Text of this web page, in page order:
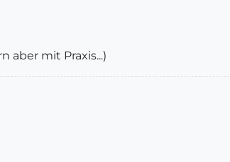
aber mit Praxis...)